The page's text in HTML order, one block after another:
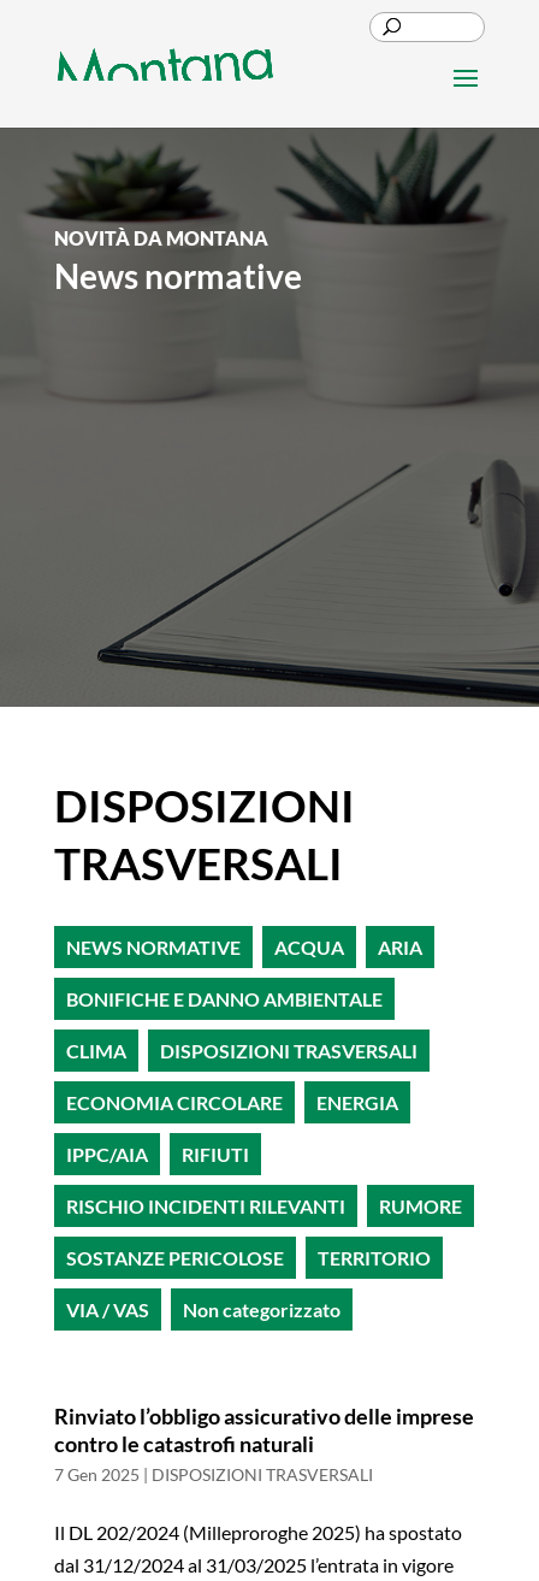
NOVITÀ DA MONTANA
News normative
DISPOSIZIONI
TRASVERSALI
NEWS NORMATIVE ACQUA ARIA
BONIFICHE E DANNO AMBIENTALE
CLIMA DISPOSIZIONI TRASVERSALI
ECONOMIA CIRCOLARE ENERGIA
IPPC/AIA RIFIUTI
RISCHIO INCIDENTI RILEVANTI RUMORE
SOSTANZE PERICOLOSE TERRITORIO
VIA / VAS Non categorizzato
Rinviato l’obbligo assicurativo delle imprese
contro le catastrofi naturali
7 Gen 2025 | DISPOSIZIONI TRASVERSALI
Il DL 202/2024 (Milleproroghe 2025) ha spostato
dal 31/12/2024 al 31/03/2025 l’entrata in vigore